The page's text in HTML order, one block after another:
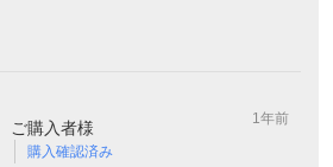
ご購入者様
購入確認済み
1年前